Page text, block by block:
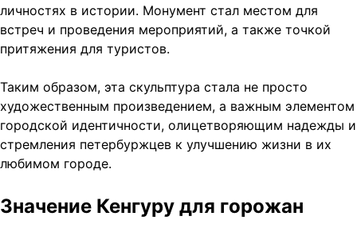
личностях в истории. Монумент стал местом для
встреч и проведения мероприятий, а также точкой
притяжения для туристов.
Таким образом, эта скульптура стала не просто
художественным произведением, а важным элементом
городской идентичности, олицетворяющим надежды и
стремления петербуржцев к улучшению жизни в их
любимом городе.
Значение Кенгуру для горожан